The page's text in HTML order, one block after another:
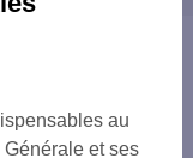
au
et ses